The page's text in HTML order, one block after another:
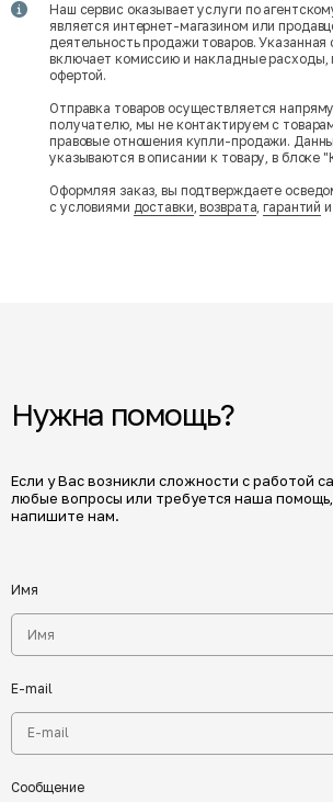
Наш сервис оказывает услуги по
является интернет-магазином или
деятельность продажи товаров. Указанная
включает комиссию и накладные
офертой.
Отправка товаров осуществляется
получателю, мы не контактируем с
правовые отношения купли-продажи.
указываются в описании к товару, в блоке
Оформляя заказ, вы подтверждаете
с условиями доставки,возврата,гарантий и
Нужна помощь?
Если у Вас возникли сложности с работой
любые вопросы или требуется наша
напишите нам.
Имя
E-mail
Сообщение